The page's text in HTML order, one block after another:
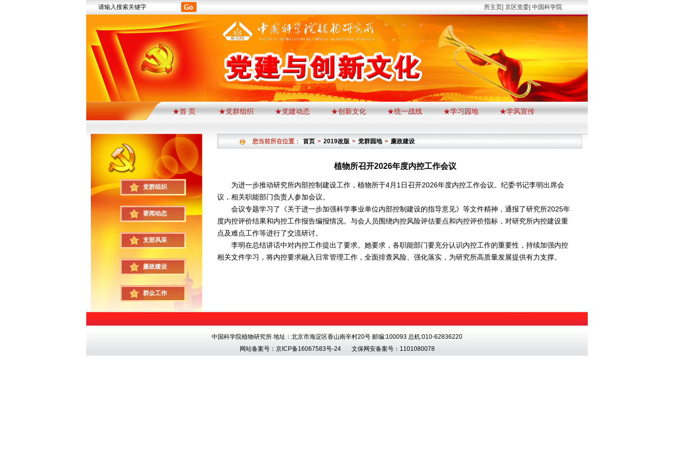
所主页| 京区党委| 中国科学院
★首 页 ★党群组织 ★党建动态 ★创新文化 ★统一战线 ★学习园地 ★学风宣传
党群组织
要闻动态
支部风采
廉政建设
群众工作
您当前所在位置： 首页 > 2019改版 > 党群园地 > 廉政建设
植物所召开2026年度内控工作会议
为进一步推动研究所内部控制建设工作，植物所于4月1日召开2026年度内控工作会议。纪委书记李明出席会
议，相关职能部门负责人参加会议。
会议专题学习了《关于进一步加强科学事业单位内部控制建设的指导意见》等文件精神，通报了研究所2025年
度内控评价结果和内控工作报告编报情况。与会人员围绕内控风险评估要点和内控评价指标，对研究所内控建设重
点及难点工作等进行了交流研讨。
李明在总结讲话中对内控工作提出了要求。她要求，各职能部门要充分认识内控工作的重要性，持续加强内控
相关文件学习，将内控要求融入日常管理工作，全面排查风险、强化落实，为研究所高质量发展提供有力支撑。
中国科学院植物研究所 地址：北京市海淀区香山南辛村20号 邮编:100093 总机:010-62836220
网站备案号： 京ICP备16067583号-24文保网安备案号：1101080078